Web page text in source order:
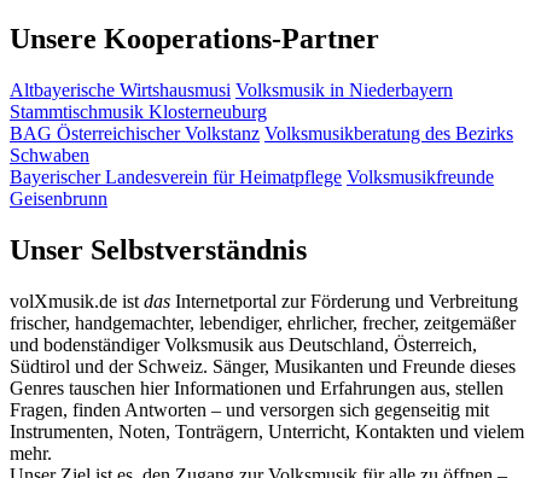
Unsere Kooperations-Partner
Altbayerische Wirtshausmusi Volksmusik in Niederbayern
Stammtischmusik Klosterneuburg
BAG Österreichischer Volkstanz Volksmusikberatung des Bezirks
Schwaben
Bayerischer Landesverein für Heimatpflege Volksmusikfreunde
Geisenbrunn
Unser Selbstverständnis
volXmusik.de ist das Internetportal zur Förderung und Verbreitung
frischer, handgemachter, lebendiger, ehrlicher, frecher, zeitgemäßer
und bodenständiger Volksmusik aus Deutschland, Österreich,
Südtirol und der Schweiz. Sänger, Musikanten und Freunde dieses
Genres tauschen hier Informationen und Erfahrungen aus, stellen
Fragen, finden Antworten – und versorgen sich gegenseitig mit
Instrumenten, Noten, Tonträgern, Unterricht, Kontakten und vielem
mehr.